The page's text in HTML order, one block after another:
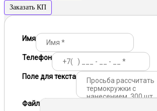
Заказать КП
Имя
Телефон
Поле для текста
Файл